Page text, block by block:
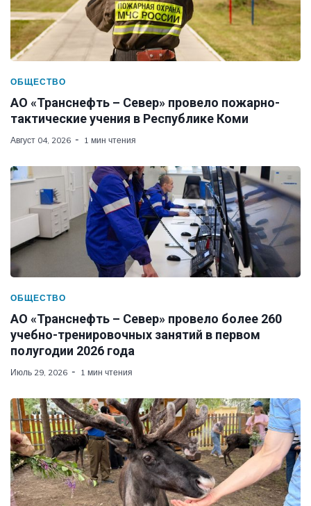
ОБЩЕСТВО
АО «Транснефть – Север» провело пожарно-
тактические учения в Республике Коми
Август 04, 2026 1 мин чтения
ОБЩЕСТВО
АО «Транснефть – Север» провело более 260
учебно-тренировочных занятий в первом
полугодии 2026 года
Июль 29, 2026 1 мин чтения